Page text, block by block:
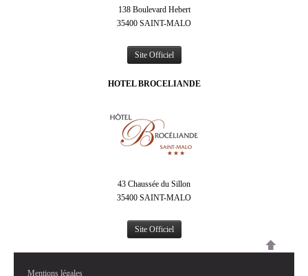
138 Boulevard Hebert
35400 SAINT-MALO
Site Officiel
HOTEL BROCELIANDE
43 Chaussée du Sillon
35400 SAINT-MALO
Site Officiel
Mentions légales